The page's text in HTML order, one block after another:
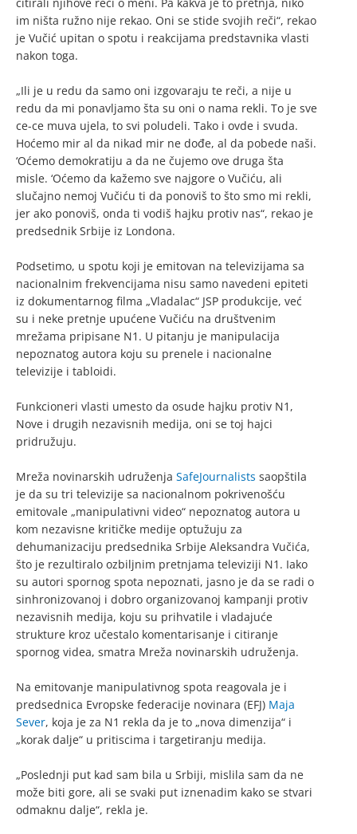
im ništa ružno nije rekao. Oni se stide svojih reči“, rekao
je Vučić upitan o spotu i reakcijama predstavnika vlasti
nakon toga.
„Ili je u redu da samo oni izgovaraju te reči, a nije u
redu da mi ponavljamo šta su oni o nama rekli. To je sve
ce-ce muva ujela, to svi poludeli. Tako i ovde i svuda.
Hoćemo mir al da nikad mir ne dođe, al da pobede naši.
‘Oćemo demokratiju a da ne čujemo ove druga šta
misle. ‘Oćemo da kažemo sve najgore o Vučiću, ali
slučajno nemoj Vučiću ti da ponoviš to što smo mi rekli,
jer ako ponoviš, onda ti vodiš hajku protiv nas“, rekao je
predsednik Srbije iz Londona.
Podsetimo, u spotu koji je emitovan na televizijama sa
nacionalnim frekvencijama nisu samo navedeni epiteti
iz dokumentarnog filma „Vladalac“ JSP produkcije, već
su i neke pretnje upućene Vučiću na društvenim
mrežama pripisane N1. U pitanju je manipulacija
nepoznatog autora koju su prenele i nacionalne
televizije i tabloidi.
Funkcioneri vlasti umesto da osude hajku protiv N1,
Nove i drugih nezavisnih medija, oni se toj hajci
pridružuju.
Mreža novinarskih udruženja SafeJournalists saopštila
je da su tri televizije sa nacionalnom pokrivenošću
emitovale „manipulativni video“ nepoznatog autora u
kom nezavisne kritičke medije optužuju za
dehumanizaciju predsednika Srbije Aleksandra Vučića,
što je rezultiralo ozbiljnim pretnjama televiziji N1. Iako
su autori spornog spota nepoznati, jasno je da se radi o
sinhronizovanoj i dobro organizovanoj kampanji protiv
nezavisnih medija, koju su prihvatile i vladajuće
strukture kroz učestalo komentarisanje i citiranje
spornog videa, smatra Mreža novinarskih udruženja.
Na emitovanje manipulativnog spota reagovala je i
predsednica Evropske federacije novinara (EFJ) Maja
Sever, koja je za N1 rekla da je to „nova dimenzija“ i
„korak dalje“ u pritiscima i targetiranju medija.
„Poslednji put kad sam bila u Srbiji, mislila sam da ne
može biti gore, ali se svaki put iznenadim kako se stvari
odmaknu dalje“, rekla je.